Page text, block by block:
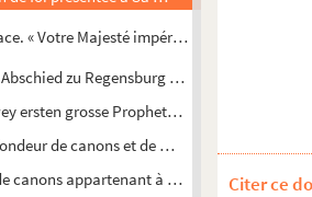
« Votre Majesté impériale a depuis peu
Abschied zu Regensburg aufgerichtet anno
ersten grosse Propheters Esaïas und
de canons et de mortiers
canons appartenant à l'artillerie deCiter ce